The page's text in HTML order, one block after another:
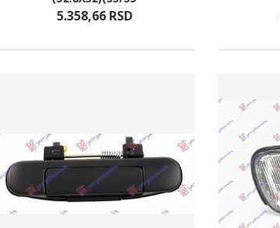
5.358,66 RSD